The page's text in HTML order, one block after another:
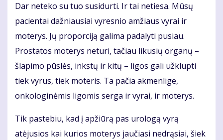
Dar neteko su tuo susidurti. Ir tai netiesa. Mūsų
pacientai dažniausiai vyresnio amžiaus vyrai ir
moterys. Jų proporciją galima padalyti pusiau.
Prostatos moterys neturi, tačiau likusių organų –
šlapimo pūslės, inkstų ir kitų – ligos gali užklupti
tiek vyrus, tiek moteris. Ta pačia akmenlige,
onkologinėmis ligomis serga ir vyrai, ir moterys.
Tik pastebiu, kad į apžiūrą pas urologą vyrą
atėjusios kai kurios moterys jaučiasi nedrąsiai, šiek